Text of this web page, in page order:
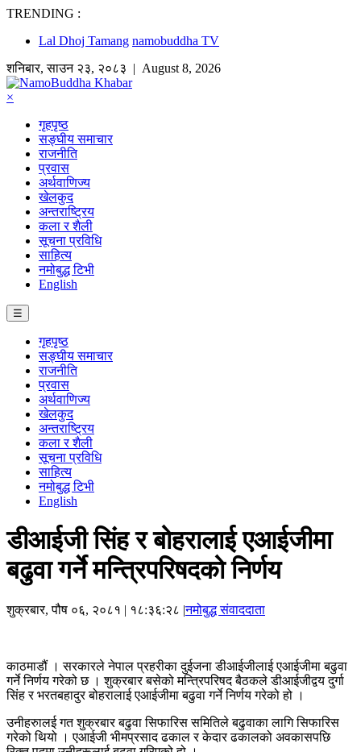
TRENDING :
Lal Dhoj Tamang namobuddha TV
शनिबार,साउन २३, २०८३ | August 8, 2026
×
गृहपृष्ठ
सङ्घीय समाचार
राजनीति
प्रवास
अर्थवाणिज्य
खेलकुद
अन्तराष्ट्रिय
कला र शैली
सूचना प्रविधि
साहित्य
नमोबुद्ध टिभी
English
☰
गृहपृष्ठ
सङ्घीय समाचार
राजनीति
प्रवास
अर्थवाणिज्य
खेलकुद
अन्तराष्ट्रिय
कला र शैली
सूचना प्रविधि
साहित्य
नमोबुद्ध टिभी
English
डीआईजी सिंह र बोहरालाई एआईजीमा
बढुवा गर्ने मन्त्रिपरिषदको निर्णय
शुक्रबार, पौष ०६, २०८१ | १८:३६:२८ |नमोबुद्ध संवाददाता
काठमाडौं । सरकारले नेपाल प्रहरीका दुईजना डीआईजीलाई एआईजीमा बढुवा
गर्ने निर्णय गरेको छ । शुक्रबार बसेको मन्त्रिपरिषद बैठकले डीआईजीद्वय दुर्गा
सिंह र भरतबहादुर बोहरालाई एआईजीमा बढुवा गर्ने निर्णय गरेको हो ।
उनीहरुालई गत शुक्रबार बढुवा सिफारिस समितिले बढुवाका लागि सिफारिस
गरेको थियो । एआईजी भीमप्रसाद ढकाल र केदार ढकालको अवकासपछि